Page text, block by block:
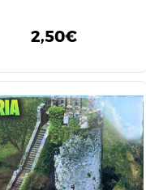
2,50€